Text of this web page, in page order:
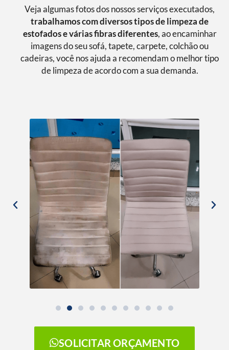
Veja algumas fotos dos nossos serviços executados,
trabalhamos com diversos tipos de limpeza de
estofados e várias fibras diferentes, ao encaminhar
imagens do seu sofá, tapete, carpete, colchão ou
cadeiras, você nos ajuda a recomendam o melhor tipo
de limpeza de acordo com a sua demanda.
SOLICITAR ORÇAMENTO